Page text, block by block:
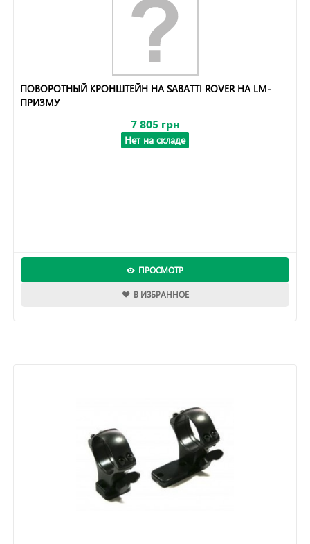
ПОВОРОТНЫЙ КРОНШТЕЙН НА SABATTI ROVER НА LM-
ПРИЗМУ
7 805 грн
Нет на складе
ПРОСМОТР
В ИЗБРАННОЕ